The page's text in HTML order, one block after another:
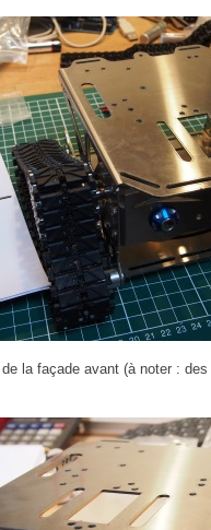
de la façade avant (à noter :